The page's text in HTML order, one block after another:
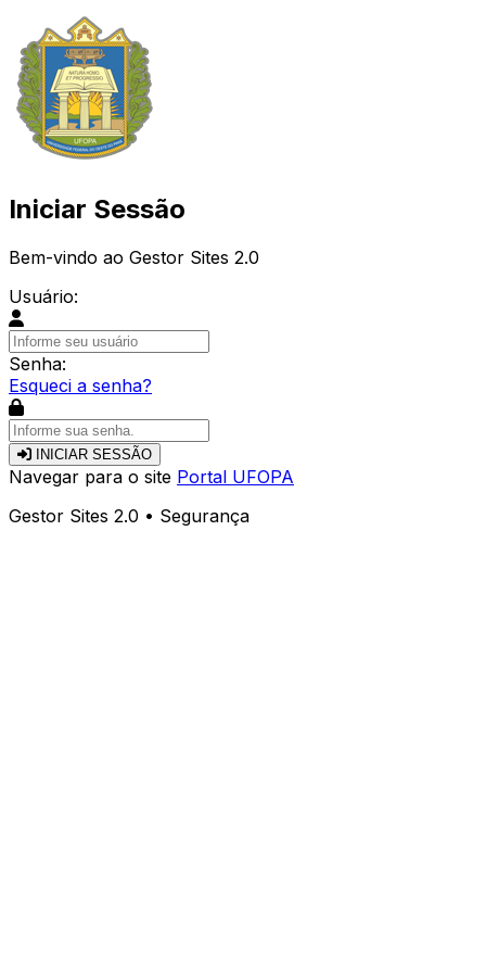
Iniciar Sessão
Bem-vindo ao Gestor Sites 2.0
Usuário:
Senha:
Esqueci a senha?
INICIAR SESSÃO
Navegar para o site Portal UFOPA
Gestor Sites 2.0 • Segurança